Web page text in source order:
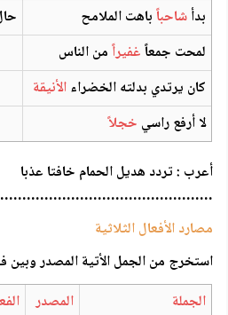
بدأشاحباًباهت الملامح
لمحت جمعاًغفيراًمن الناس
كان يرتدي بدلته الخضراءالأنيقة
لا أرفع راسي خجلاً
أعرب : تردد هديل الحمام خافتا عذبا
مصارد الأفعال الثلاثية
استخرج من الجمل الأتية المصدر وبين
الجملة
المصدر